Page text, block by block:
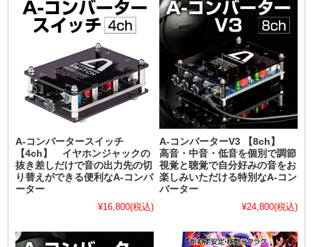
A-コンバータースイッチ
【4ch】 イヤホンジャックの
抜き差しだけで音の出力先の切
り替えができる便利なA-コンバ
ーター
¥16,800(税込)
A-コンバーターV3 【8ch】
高音・中音・低音を個別で調節
視覚と聴覚で自分好みの音をお
楽しみいただける特別なA-コン
バーター
¥24,800(税込)